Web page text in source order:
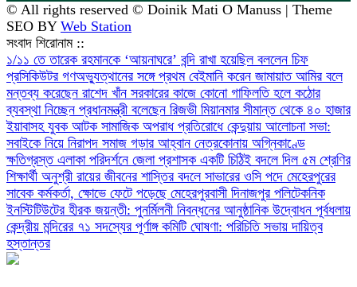
© All rights reserved © Doinik Mati O Manuss | Theme
SEO BY Web Station
সংবাদ শিরোনাম ::
১/১১ তে তারেক রহমানকে ‘আয়নাঘরে’ বন্দি রাখা হয়েছিল বললেন চিফ
প্রসিকিউটর গণঅভ্যুত্থানের সঙ্গে প্রথম বেইমানি করেন জামায়াত আমির বলে
মন্তব্য করেছেন রাশেদ খাঁন সরকারের কাজে কোনো গাফিলতি হলে কঠোর
ব্যবস্থা নিচ্ছেন প্রধানমন্ত্রী বলেছেন রিজভী মিয়ানমার সীমান্ত থেকে ৪০ হাজার
ইয়াবাসহ যুবক আটক সামাজিক অপরাধ প্রতিরোধে কেন্দুয়ায় আলোচনা সভা:
সবাইকে নিয়ে নিরাপদ সমাজ গড়ার আহ্বান নেত্রকোনায় অগ্নিকাণ্ডে
ক্ষতিগ্রস্ত এলাকা পরিদর্শনে জেলা প্রশাসক একটি চিঠিই বদলে দিল ৫ম শ্রেণির
শিক্ষার্থী অনুশ্রী রায়ের জীবনের শাস্তির বদলে সাভারের ওসি পদে মেহেরপুরের
সাবেক কর্মকর্তা, ক্ষোভে ফেটে পড়েছে মেহেরপুরবাসী দিনাজপুর পলিটেকনিক
ইনস্টিটিউটের হীরক জয়ন্তী: পুনর্মিলনী নিবন্ধনের আনুষ্ঠানিক উদ্বোধন পূর্বধলায়
কেন্দ্রীয় মন্দিরের ৭১ সদস্যের পূর্ণাঙ্গ কমিটি ঘোষণা: পরিচিতি সভায় দায়িত্ব
হস্তান্তর